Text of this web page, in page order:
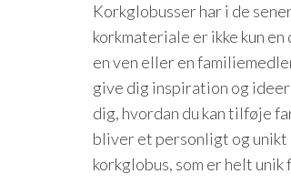
Korkglobusser har i de
korkmateriale er ikke kun
en ven eller en
give dig inspiration og
dig, hvordan du kan tilføje
bliver et personligt og unikt
korkglobus, som er helt